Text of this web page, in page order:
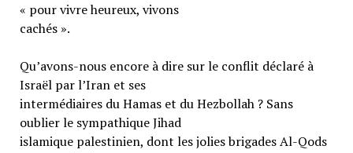
« pour vivre heureux, vivons
cachés ».
Qu’avons-nous encore à dire sur le conflit déclaré à
Israël par l’Iran et ses
intermédiaires du Hamas et du Hezbollah ? Sans
oublier le sympathique Jihad
islamique palestinien, dont les jolies brigades Al-Qods